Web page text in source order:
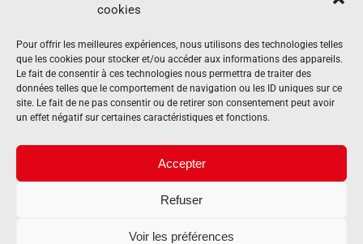
cookies
Pour offrir les meilleures expériences, nous utilisons des technologies telles
que les cookies pour stocker et/ou accéder aux informations des appareils.
Le fait de consentir à ces technologies nous permettra de traiter des
données telles que le comportement de navigation ou les ID uniques sur ce
site. Le fait de ne pas consentir ou de retirer son consentement peut avoir
un effet négatif sur certaines caractéristiques et fonctions.
Accepter
Refuser
Voir les préférences
Équipements agricoles
Mentions légales
Politique de cookies (UE)
Contact